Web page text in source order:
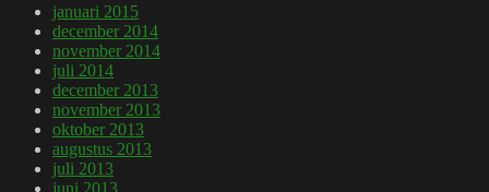
januari 2015
december 2014
november 2014
juli 2014
december 2013
november 2013
oktober 2013
augustus 2013
juli 2013
juni 2013